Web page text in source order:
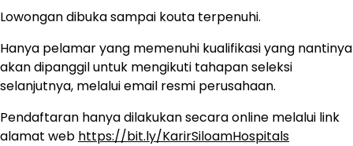
Lowongan dibuka sampai kouta terpenuhi.
Hanya pelamar yang memenuhi kualifikasi yang nantinya
akan dipanggil untuk mengikuti tahapan seleksi
selanjutnya, melalui email resmi perusahaan.
Pendaftaran hanya dilakukan secara online melalui link
alamat web https://bit.ly/KarirSiloamHospitals